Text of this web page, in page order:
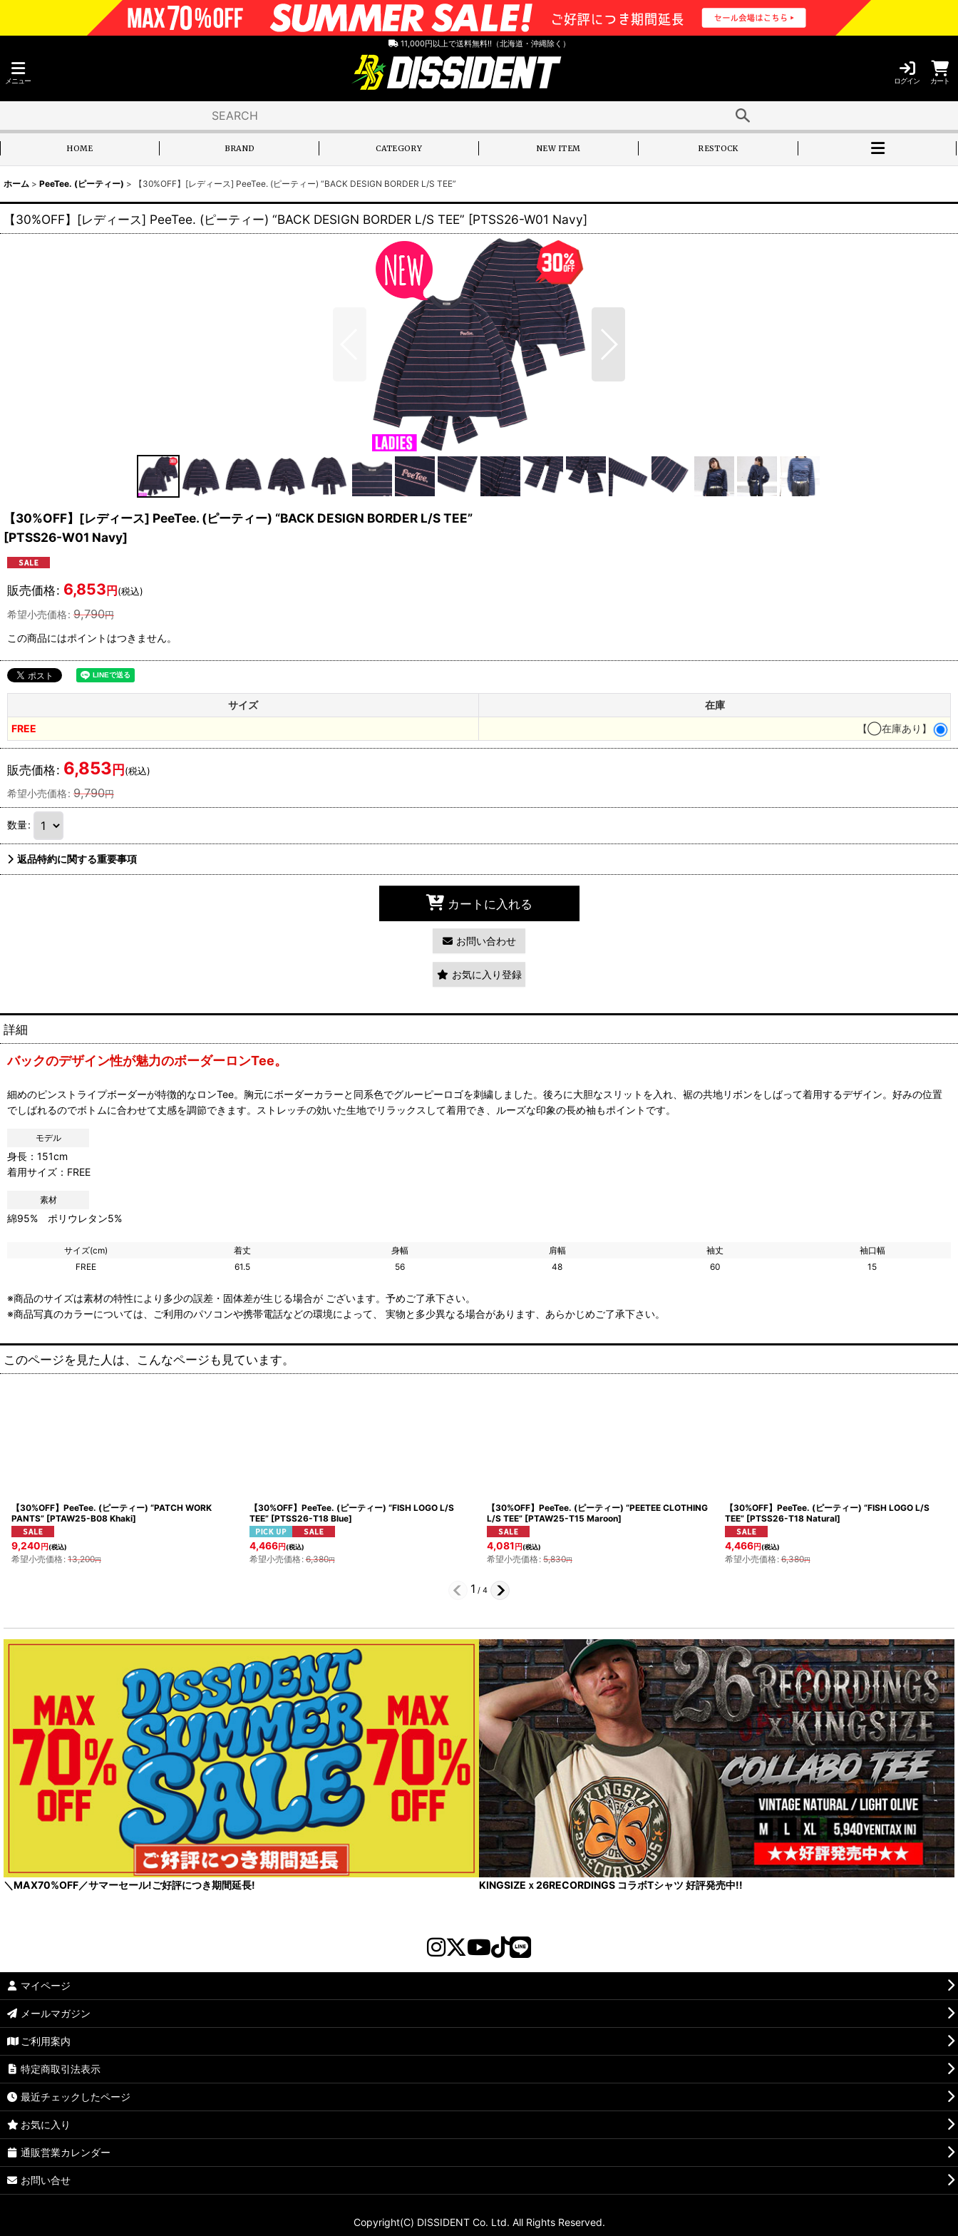
11,000円以上で送料無料!!（北海道・沖縄除く）
メニュー ログイン カート
HOME BRAND CATEGORY NEW ITEM RESTOCK
ホーム > PeeTee. (ピーティー) > 【30%OFF】[レディース] PeeTee. (ピーティー) “BACK DESIGN BORDER L/S TEE”
【30%OFF】[レディース] PeeTee. (ピーティー) “BACK DESIGN BORDER L/S TEE” [PTSS26-W01 Navy]
【30%OFF】[レディース] PeeTee. (ピーティー) “BACK DESIGN BORDER L/S TEE”
[PTSS26-W01 Navy]
販売価格: 6,853 円 (税込)
希望小売価格: 9,790円
この商品にはポイントはつきません。
サイズ
在庫
FREE
【◯在庫あり】
販売価格: 6,853円(税込)
希望小売価格: 9,790円
数量:
返品特約に関する重要事項
カートに入れる
お問い合わせ
お気に入り登録
詳細
バックのデザイン性が魅力のボーダーロンTee。
細めのピンストライプボーダーが特徴的なロンTee。胸元にボーダーカラーと同系色でグルーピーロゴを刺繍しました。後ろに大胆なスリットを入れ、裾の共地リボンをしばって着用するデザイン。好みの位置
でしばれるのでボトムに合わせて丈感を調節できます。ストレッチの効いた生地でリラックスして着用でき、ルーズな印象の長め袖もポイントです。
モデル
身長：151cm
着用サイズ：FREE
素材
綿95% ポリウレタン5%
サイズ(cm) 着丈 身幅 肩幅 袖丈
袖口幅
FREE
61.5 56 48 60 15
※商品のサイズは素材の特性により多少の誤差・固体差が生じる場合が ございます。予めご了承下さい。
※商品写真のカラーについては、ご利用のパソコンや携帯電話などの環境によって、 実物と多少異なる場合があります、あらかじめご了承下さい。
このページを見た人は、こんなページも見ています。
【30%OFF】PeeTee. (ピーティー) “PATCH WORK
PANTS” [PTAW25-B08 Khaki]
9,240 円(税込)
希望小売価格: 13,200円
【30%OFF】PeeTee. (ピーティー) “FISH LOGO L/S
TEE” [PTSS26-T18 Blue]
4,466円(税込)
希望小売価格: 6,380円
【30%OFF】PeeTee. (ピーティー) “PEETEE CLOTHING
L/S TEE” [PTAW25-T15 Maroon]
4,081 円(税込)
希望小売価格: 5,830円
【30%OFF】PeeTee. (ピーティー) “FISH LOGO L/S
TEE” [PTSS26-T18 Natural]
4,466円(税込)
希望小売価格: 6,380円
1 / 4
＼MAX70%OFF／サマーセール!ご好評につき期間延長! KINGSIZEｘ26RECORDINGS コラボTシャツ 好評発売中!!
マイページ
メールマガジン
ご利用案内
特定商取引法表示
最近チェックしたページ
お気に入り
通販営業カレンダー
お問い合せ
Copyright(C) DISSIDENT Co. Ltd. All Rights Reserved.